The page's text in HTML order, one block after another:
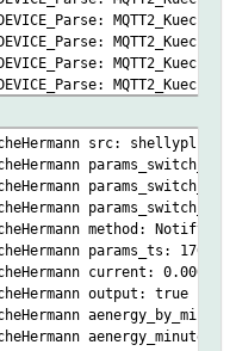
set
src:
method:
params_ts:
current: 0.000
output: true